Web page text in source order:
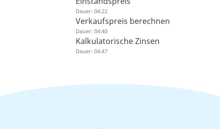
Dauer: 04:22
Verkaufspreis berechnen
Dauer: 04:40
Kalkulatorische Zinsen
Dauer: 04:47